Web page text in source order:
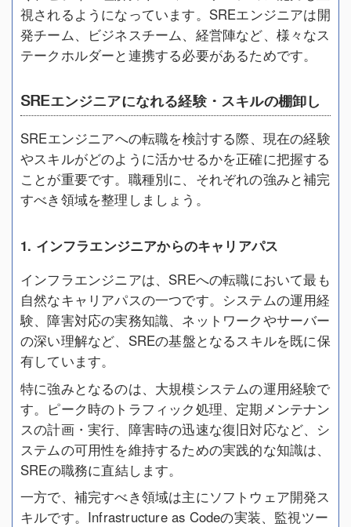
視されるようになっています。SREエンジニアは開
発チーム、ビジネスチーム、経営陣など、様々なス
テークホルダーと連携する必要があるためです。
SREエンジニアになれる経験・スキルの棚卸し
SREエンジニアへの転職を検討する際、現在の経験
やスキルがどのように活かせるかを正確に把握する
ことが重要です。職種別に、それぞれの強みと補完
すべき領域を整理しましょう。
1. インフラエンジニアからのキャリアパス
インフラエンジニアは、SREへの転職において最も
自然なキャリアパスの一つです。システムの運用経
験、障害対応の実務知識、ネットワークやサーバー
の深い理解など、SREの基盤となるスキルを既に保
有しています。
特に強みとなるのは、大規模システムの運用経験で
す。ピーク時のトラフィック処理、定期メンテナン
スの計画・実行、障害時の迅速な復旧対応など、シ
ステムの可用性を維持するための実践的な知識は、
SREの職務に直結します。
一方で、補完すべき領域は主にソフトウェア開発ス
キルです。Infrastructure as Codeの実装、監視ツー